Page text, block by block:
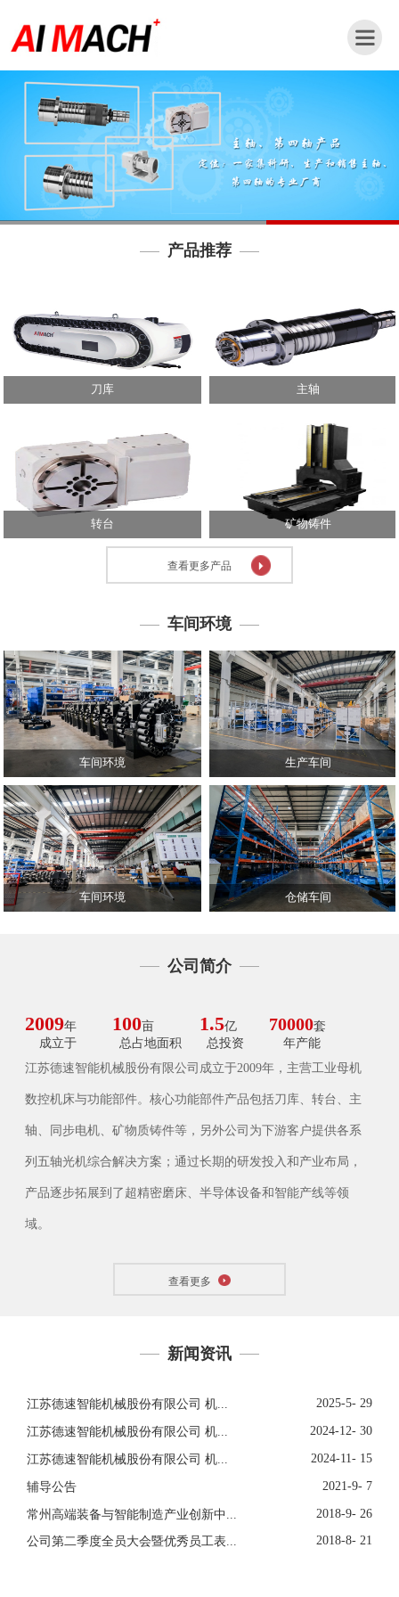
网
站
首
页
公
司
简
态
技
术
中
心
人
力
资
源
联
们
产品推荐
刀库 主轴
转台 矿物铸件
查看更多产品
车间环境
车间环境 生产车间
车间环境 仓储车间
公司简介
2009年
成立于
100亩
总占地面积
1.5亿
总投资
70000套
年产能
江苏德速智能机械股份有限公司成立于2009年，主营工业母机
数控机床与功能部件。核心功能部件产品包括刀库、转台、主
轴、同步电机、矿物质铸件等，另外公司为下游客户提供各系
列五轴光机综合解决方案；通过长期的研发投入和产业布局，
产品逐步拓展到了超精密磨床、半导体设备和智能产线等领
域。
查看更多
新闻资讯
江苏德速智能机械股份有限公司 机... 2025-5- 29
江苏德速智能机械股份有限公司 机... 2024-12- 30
江苏德速智能机械股份有限公司 机... 2024-11- 15
辅导公告 2021-9- 7
常州高端装备与智能制造产业创新中... 2018-9- 26
公司第二季度全员大会暨优秀员工表... 2018-8- 21